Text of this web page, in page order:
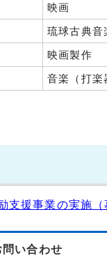
映画
琉球古典音
映画製作
音楽（打楽
支援事業の実施（
問い合わせ